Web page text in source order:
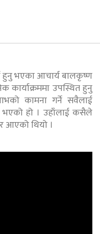
हुनु भएका आचार्य बालकृष्ण
कार्याक्रममा उपस्थित हुनु
कामना गर्ने सवैलाई
भएको हो । उहाँलाई कसैले
आएको थियो ।